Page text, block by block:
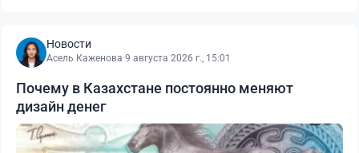
Новости
Асель Каженова·9 августа 2026 г., 15:01
Почему в Казахстане постоянно меняют
дизайн денег